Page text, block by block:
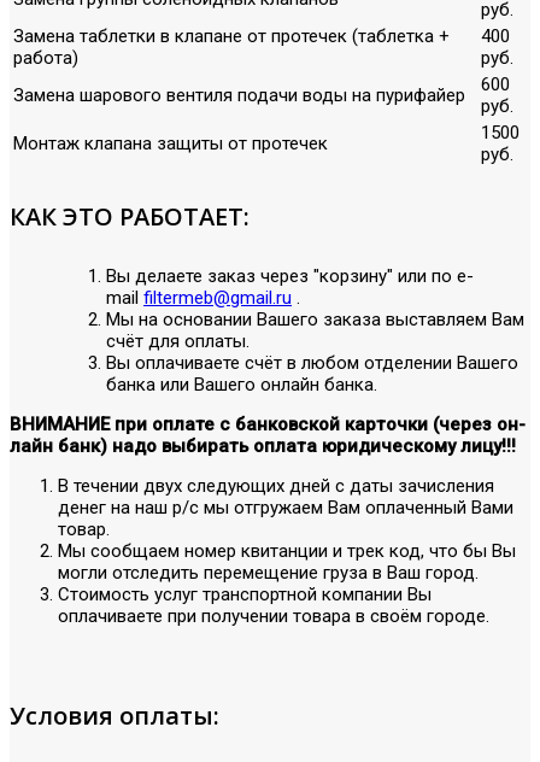
руб.
Замена таблетки в клапане от протечек (таблетка +
работа)
400
руб.
Замена шарового вентиля подачи воды на пурифайер
600
руб.
Монтаж клапана защиты от протечек
1500
руб.
КАК ЭТО РАБОТАЕТ:
Вы делаете заказ через "корзину" или по е-
mail filtermeb@gmail.ru .
Мы на основании Вашего заказа выставляем Вам
счёт для оплаты.
Вы оплачиваете счёт в любом отделении Вашего
банка или Вашего онлайн банка.
ВНИМАНИЕ при оплате с банковской карточки (через он-
лайн банк) надо выбирать оплата юридическому лицу!!!
В течении двух следующих дней с даты зачисления
денег на наш р/с мы отгружаем Вам оплаченный Вами
товар.
Мы сообщаем номер квитанции и трек код, что бы Вы
могли отследить перемещение груза в Ваш город.
Стоимость услуг транспортной компании Вы
оплачиваете при получении товара в своём городе.
Условия оплаты: